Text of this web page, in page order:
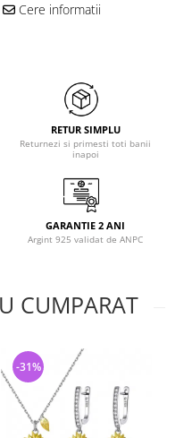
Cere informatii
RETUR SIMPLU
Returnezi si primesti toti banii
inapoi
GARANTIE 2 ANI
Argint 925 validat de ANPC
CUMPARAT
-31%